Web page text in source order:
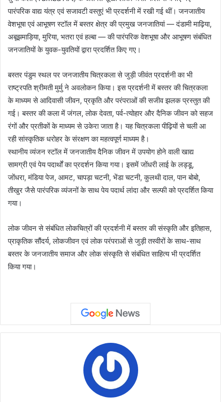
पारंपरिक वाद्य यंत्र एवं सजावटी वस्तुएं भी प्रदर्शनी में रखी गई थीं। जनजातीय
वेशभूषा एवं आभूषण स्टॉल में बस्तर क्षेत्र की प्रमुख जनजातियां — दंडामी माढ़िया,
अबूझमाड़िया, मुरिया, भतरा एवं हल्बा — की पारंपरिक वेशभूषा और आभूषण संबंधित
जनजातियों के युवक-युवतियों द्वारा प्रदर्शित किए गए।
बस्तर पंडुम स्थल पर जनजातीय चित्रकला से जुड़ी जीवंत प्रदर्शनी का भी
राष्ट्रपति श्रीमती मुर्मु ने अवलोकन किया। इस प्रदर्शनी में बस्तर की चित्रकला
के माध्यम से आदिवासी जीवन, प्रकृति और परंपराओं की सजीव झलक प्रस्तुत की
गई। बस्तर की कला में जंगल, लोक देवता, पर्व-त्योहार और दैनिक जीवन को सहज
रंगों और प्रतीकों के माध्यम से उकेरा जाता है। यह चित्रकला पीढ़ियों से चली आ
रही सांस्कृतिक धरोहर के संरक्षण का महत्वपूर्ण माध्यम है।
स्थानीय व्यंजन स्टॉल में जनजातीय दैनिक जीवन में उपयोग होने वाली खाद्य
सामग्री एवं पेय पदार्थों का प्रदर्शन किया गया। इसमें जोंधरी लाई के लड्डू,
जोंधरा, मंडिया पेज, आमट, चापड़ा चटनी, भेंडा चटनी, कुलथी दाल, पान बोबो,
तीखुर जैसे पारंपरिक व्यंजनों के साथ पेय पदार्थ लांदा और सल्फी को प्रदर्शित किया
गया।
लोक जीवन से संबंधित लोकचित्रों की प्रदर्शनी में बस्तर की संस्कृति और इतिहास,
प्राकृतिक सौंदर्य, लोकजीवन एवं लोक परंपराओं से जुड़ी तस्वीरों के साथ-साथ
बस्तर के जनजातीय समाज और लोक संस्कृति से संबंधित साहित्य भी प्रदर्शित
किया गया।